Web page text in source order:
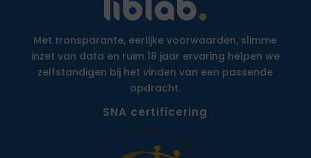
Met transparante, eerlijke voorwaarden, slimme
inzet van data en ruim 18 jaar ervaring helpen we
zelfstandigen bij het vinden van een passende
opdracht.
SNA certificering